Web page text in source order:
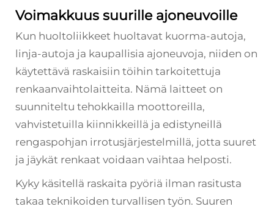
Voimakkuus suurille ajoneuvoille
Kun huoltoliikkeet huoltavat kuorma-autoja,
linja-autoja ja kaupallisia ajoneuvoja, niiden on
käytettävä raskaisiin töihin tarkoitettuja
renkaanvaihtolaitteita. Nämä laitteet on
suunniteltu tehokkailla moottoreilla,
vahvistetuilla kiinnikkeillä ja edistyneillä
rengaspohjan irrotusjärjestelmillä, jotta suuret
ja jäykät renkaat voidaan vaihtaa helposti.
Kyky käsitellä raskaita pyöriä ilman rasitusta
takaa teknikoiden turvallisen työn. Suuren